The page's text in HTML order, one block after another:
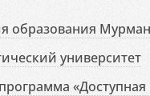
образования
университет
«Доступная